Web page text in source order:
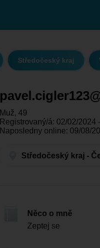
Středočeský kraj
Muž, 49
Registrovaný/á: 02/02/2024
Naposledny online: 09/08/
Středočeský kraj -
Něco o mně
Zeptej se